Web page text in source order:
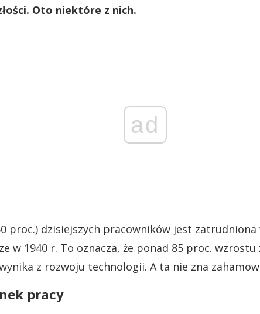
Oto niektóre z nich.
ad
proc.) dzisiejszych pracowników jest
w 1940 r. To oznacza, że ponad 85 proc.
z rozwoju technologii. A ta nie zna
pracy